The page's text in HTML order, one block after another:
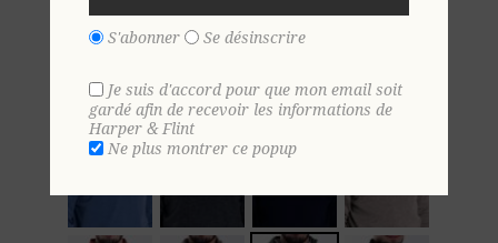
S M L XL 2 XL 3 XL
S'abonner Se désinscrire
Je suis d'accord pour que mon email soit
gardé afin de recevoir les informations de
Harper & Flint
Ne plus montrer ce popup